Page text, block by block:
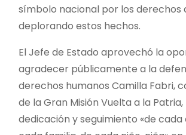
símbolo nacional por los derechos
deplorando estos hechos.
El Jefe de Estado aprovechó la
agradecer públicamente a la
derechos humanos Camilla Fabri,
de la Gran Misión Vuelta a la Patria,
dedicación y seguimiento «de cada